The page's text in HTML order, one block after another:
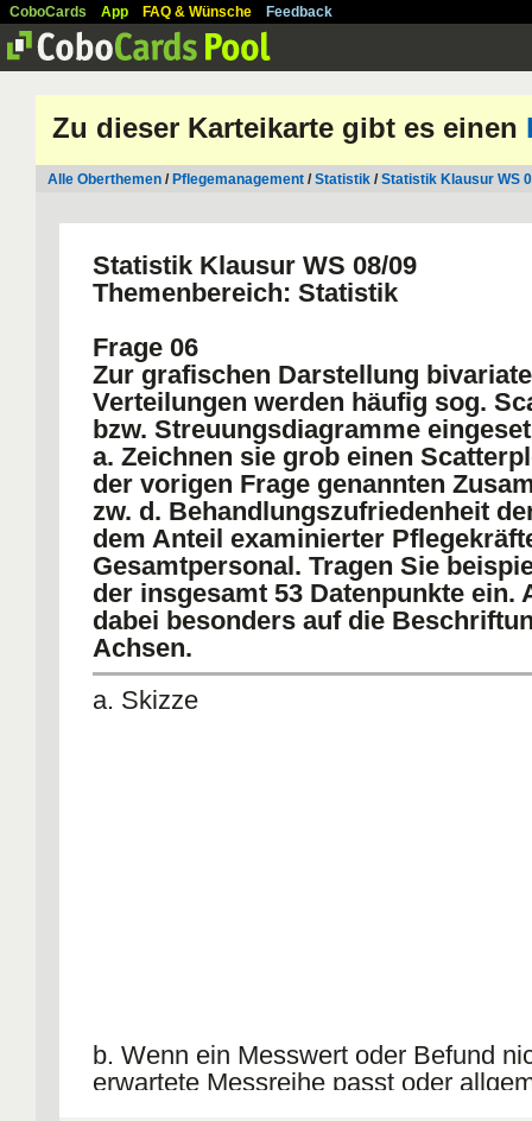
CoboCards App FAQ & Wünsche Feedback
Zu dieser Karteikarte gibt es einen
Alle Oberthemen / Pflegemanagement /Statistik /Statistik Klausur WS
Statistik Klausur WS 08/09
Themenbereich: Statistik
Frage 06
Zur grafischen Darstellung
Verteilungen werden häufig sog.
bzw. Streuungsdiagramme
a. Zeichnen sie grob einen
der vorigen Frage genannten
zw. d. Behandlungszufriedenheit
dem Anteil examinierter
Gesamtpersonal. Tragen Sie
der insgesamt 53 Datenpunkte ein.
dabei besonders auf die
Achsen.
b. Was versteht man unter einem
a. Skizze
b. Wenn ein Messwert oder Befund
erwartete Messreihe passt oder